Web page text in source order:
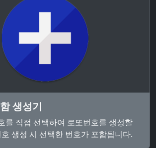
생성기
를 직접 선택하여 로또번호를 생성할
생성 시 선택한 번호가 포함됩니다.